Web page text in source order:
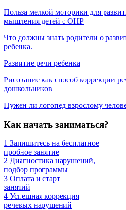
Польза мелкой моторики для
мышления детей с ОНР
Что должны знать родители о
ребенка.
Развитие речи ребенка
Рисование как способ коррекции
дошкольников
Нужен ли логопед взрослому
Как начать заниматься?
1 Запишитесь на бесплатное
пробное занятие
2 Диагностика нарушений,
подбор программы
3 Оплата и старт
занятий
4 Успешная коррекция
речевых нарушений